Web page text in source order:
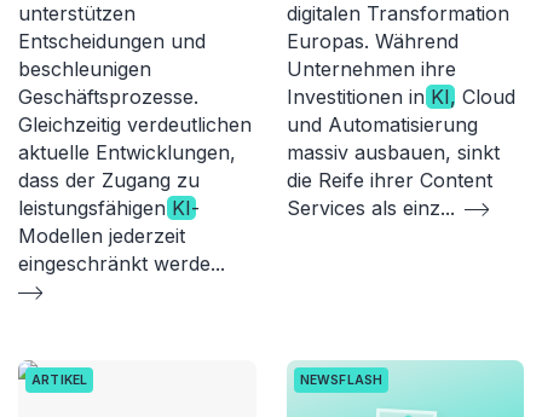
unterstützen
Entscheidungen und
beschleunigen
Geschäftsprozesse.
Gleichzeitig verdeutlichen
aktuelle Entwicklungen,
dass der Zugang zu
leistungsfähigen KI-
Modellen jederzeit
eingeschränkt werde...
digitalen Transformation
Europas. Während
Unternehmen ihre
Investitionen in KI, Cloud
und Automatisierung
massiv ausbauen, sinkt
die Reife ihrer Content
Services als einz...
ARTIKEL NEWSFLASH